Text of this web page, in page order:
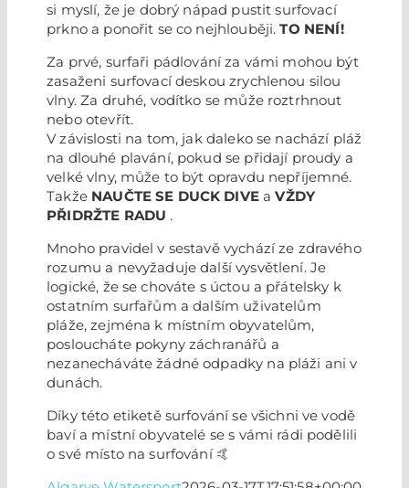
si myslí, že je dobrý nápad pustit surfovací
prkno a ponořit se co nejhlouběji.TO NENÍ!
Za prvé, surfaři pádlování za vámi mohou být
zasaženi surfovací deskou zrychlenou silou
vlny. Za druhé, vodítko se může roztrhnout
nebo otevřít.
V závislosti na tom, jak daleko se nachází pláž
na dlouhé plavání, pokud se přidají proudy a
velké vlny, může to být opravdu nepříjemné.
Takže NAUČTE SE DUCK DIVEaVŽDY
PŘIDRŽTE RADU .
Mnoho pravidel v sestavě vychází ze zdravého
rozumu a nevyžaduje další vysvětlení. Je
logické, že se chováte s úctou a přátelsky k
ostatním surfařům a dalším uživatelům
pláže, zejména k místním obyvatelům,
posloucháte pokyny záchranářů a
nezanecháváte žádné odpadky na pláži ani v
dunách.
Díky této etiketě surfování se všichni ve vodě
baví a místní obyvatelé se s vámi rádi podělili
o své místo na surfování 🤙